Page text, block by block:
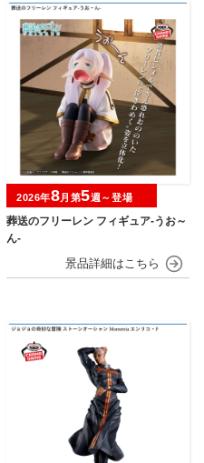
葬送のフリーレン フィギュア-うお～
ん-
2026年8月第5週～登場